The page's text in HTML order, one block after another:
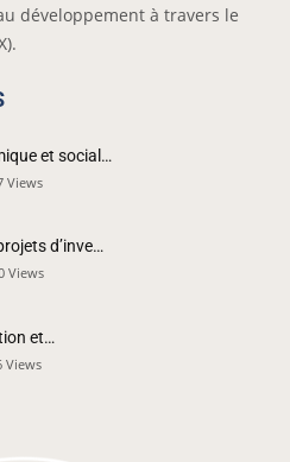
développement à travers le
et social…
Views
d’inve…
Views
et…
Views